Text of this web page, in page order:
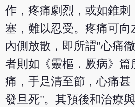
作，疼痛劇烈，或如錐刺
塞，難以忍受。疼痛可向
內側放散，即所謂"心痛
者則如《靈樞．厥病》篇
痛，手足清至節，心痛甚
發旦死"。其預後和治療